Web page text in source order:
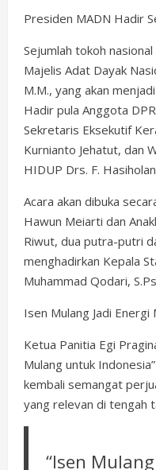
Presiden MADN Hadir
Sejumlah tokoh
Majelis Adat Dayak
M.M., yang akan
Hadir pula Anggota
Sekretaris Eksekutif
Kurnianto Jehatut, dan
HIDUP Drs. F.
Acara akan dibuka
Hawun Meiarti dan
Riwut, dua putra-putri
menghadirkan Kepala
Muhammad Qodari,
Isen Mulang Jadi Energi
Ketua Panitia Egi
Mulang untuk
kembali semangat
yang relevan di tengah
“Isen